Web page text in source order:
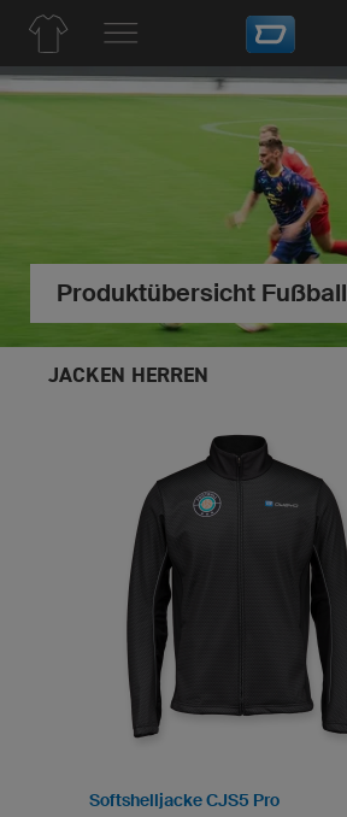
Produktübersicht Fußball
JACKEN HERREN
Softshelljacke CJS5 Pro